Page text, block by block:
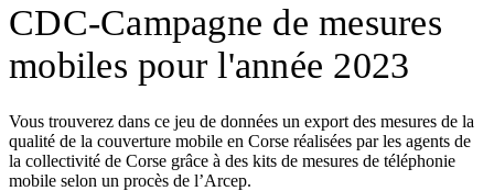
CDC-Campagne de mesures
mobiles pour l'année 2023
Vous trouverez dans ce jeu de données un export des mesures de la
qualité de la couverture mobile en Corse réalisées par les agents de
la collectivité de Corse grâce à des kits de mesures de téléphonie
mobile selon un procès de l’Arcep.